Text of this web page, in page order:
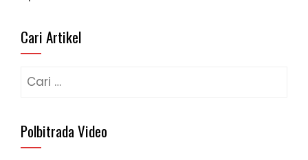
Cari Artikel
Cari
Polbitrada Video